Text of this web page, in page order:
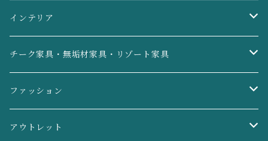
デスク収納・リモコン入れ
ごみ箱・ティッシュケース
バス・トイレ用品
CDケース・化粧水入れ
ごみ箱・ティッシュケース
脱衣かご・洗濯かご
バスケット・収穫かご
小物入れ・お菓子かご
インテリア
ライト・照明
ガラスオブジェ
鏡・ミラー
チーク家具・無垢材家具・リゾート家具
鏡・ミラー
椅子・ベンチ・スツール
ファッション
バッグ
アウトレット